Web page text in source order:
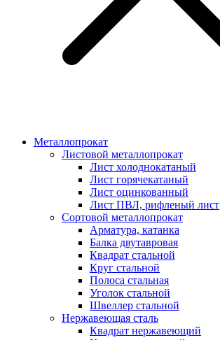
Металлопрокат
Листовой металлопрокат
Лист холоднокатаный
Лист горячекатаный
Лист оцинкованный
Лист ПВЛ, рифленый лист
Сортовой металлопрокат
Арматура, катанка
Балка двутавровая
Квадрат стальной
Круг стальной
Полоса стальная
Уголок стальной
Швеллер стальной
Нержавеющая сталь
Квадрат нержавеющий